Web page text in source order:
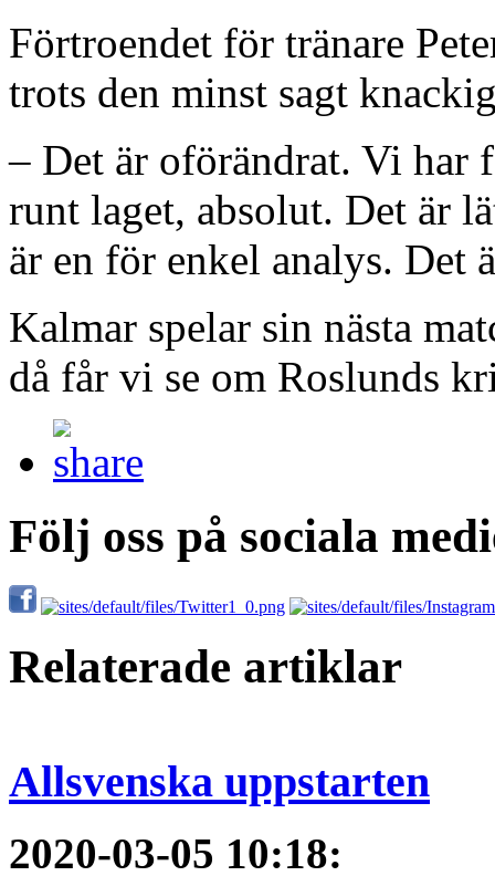
Förtroendet för tränare
trots den minst sagt
– Det är oförändrat. Vi har
runt laget, absolut. Det är
är en för enkel analys. Det
Kalmar spelar sin nästa
då får vi se om Roslunds
Följ oss på sociala
Relaterade artiklar
Allsvenska uppstarten
2020-03-05 10:18: